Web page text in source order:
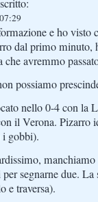
e ho visto
dal primo minuto,
che avremmo
possiamo
nello 0-4 con la
il Verona. Pizarro
i gobbi).
segnarne due. La
e traversa).